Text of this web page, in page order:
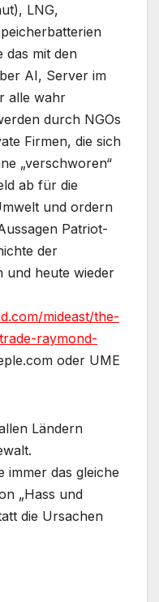
LNG,
das mit den
AI, Server im
alle wahr
durch NGOs
Firmen, die sich
„verschworen“
ab für die
und ordern
Patriot-
der
und heute wieder
mideast/the-
raymond-
oder UME
Ländern
immer das gleiche
„Hass und
die Ursachen